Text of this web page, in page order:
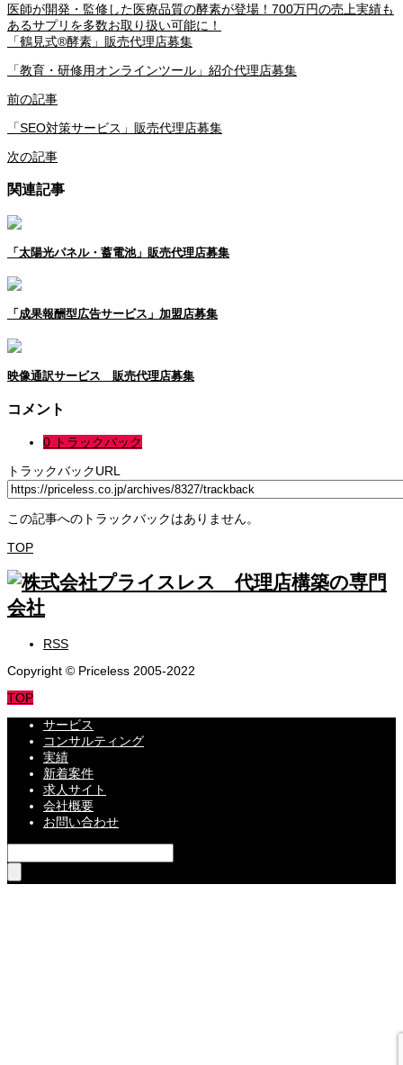
医師が開発・監修した医療品質の酵素が登場！700万円の売上実績も
あるサプリを多数お取り扱い可能に！
「鶴見式®酵素」販売代理店募集
「教育・研修用オンラインツール」紹介代理店募集
前の記事
「SEO対策サービス」販売代理店募集
次の記事
関連記事
「太陽光パネル・蓄電池」販売代理店募集
「成果報酬型広告サービス」加盟店募集
映像通訳サービス 販売代理店募集
コメント
0 トラックバック
トラックバックURL
この記事へのトラックバックはありません。
TOP
RSS
Copyright © Priceless 2005-2022
TOP
サービス
コンサルティング
実績
新着案件
求人サイト
会社概要
お問い合わせ